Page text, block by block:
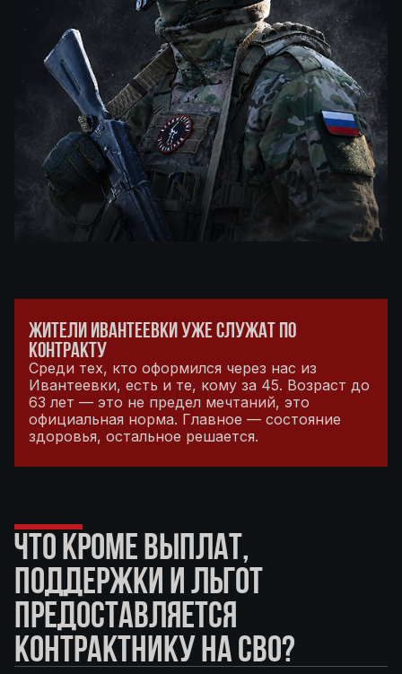
ЖИТЕЛИ ИВАНТЕЕВКИ УЖЕ СЛУЖАТ ПО
КОНТРАКТУ
Среди тех, кто оформился через нас из
Ивантеевки, есть и те, кому за 45. Возраст до
63 лет — это не предел мечтаний, это
официальная норма. Главное — состояние
здоровья, остальное решается.
ЧТО КРОМЕ ВЫПЛАТ,
ПОДДЕРЖКИ И ЛЬГОТ
ПРЕДОСТАВЛЯЕТСЯ
КОНТРАКТНИКУ НА СВО?